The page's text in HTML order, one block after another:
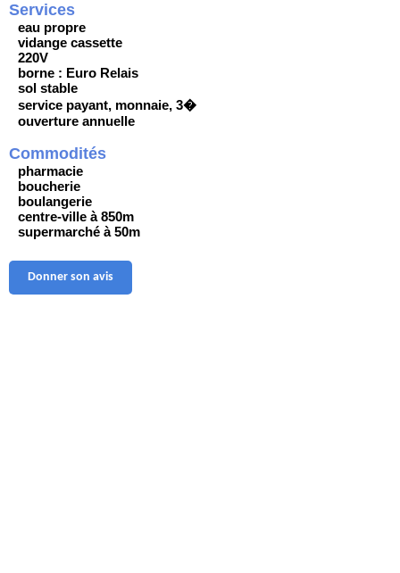
Services
eau propre
vidange cassette
220V
borne : Euro Relais
sol stable
service payant, monnaie, 3�
ouverture annuelle
Commodités
pharmacie
boucherie
boulangerie
centre-ville à 850m
supermarché à 50m
Donner son avis